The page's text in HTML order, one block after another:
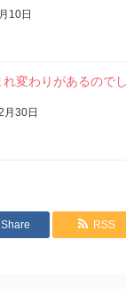
10日
れ変わりがあるので
月30日
Share RSS